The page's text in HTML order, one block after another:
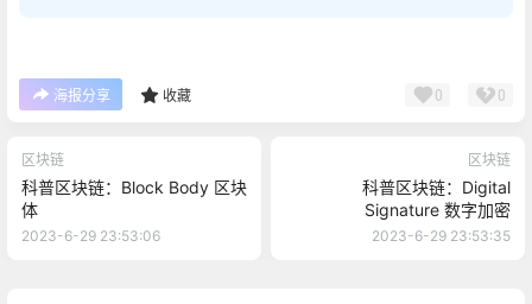
海报分享 收藏 0 0
区块链
科普区块链：Block Body 区块
体
2023-6-29 23:53:06
区块链
科普区块链：Digital
Signature 数字加密
2023-6-29 23:53:35